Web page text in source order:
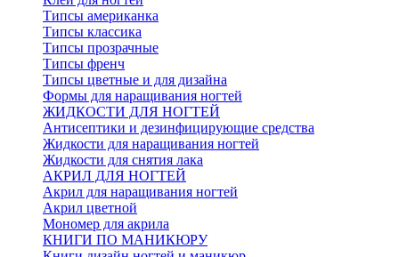
Типсы американка
Типсы классика
Типсы прозрачные
Типсы френч
Типсы цветные и для дизайна
Формы для наращивания ногтей
ЖИДКОСТИ ДЛЯ НОГТЕЙ
Антисептики и дезинфицирующие средства
Жидкости для наращивания ногтей
Жидкости для снятия лака
АКРИЛ ДЛЯ НОГТЕЙ
Акрил для наращивания ногтей
Акрил цветной
Мономер для акрила
КНИГИ ПО МАНИКЮРУ